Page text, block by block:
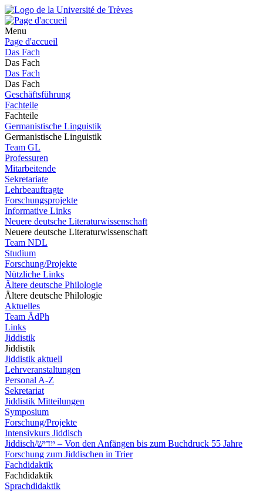
Menu
Page d'accueil
Das Fach
Das Fach
Das Fach
Das Fach
Geschäftsführung
Fachteile
Fachteile
Germanistische Linguistik
Germanistische Linguistik
Team GL
Professuren
Mitarbeitende
Sekretariate
Lehrbeauftragte
Forschungsprojekte
Informative Links
Neuere deutsche Literaturwissenschaft
Neuere deutsche Literaturwissenschaft
Team NDL
Studium
Forschung/Projekte
Nützliche Links
Ältere deutsche Philologie
Ältere deutsche Philologie
Aktuelles
Team ÄdPh
Links
Jiddistik
Jiddistik
Jiddistik aktuell
Lehrveranstaltungen
Personal A-Z
Sekretariat
Jiddistik Mitteilungen
Symposium
Forschung/Projekte
Intensivkurs Jiddisch
Jiddisch/ייִדיש – Von den Anfängen bis zum Buchdruck 55 Jahre
Forschung zum Jiddischen in Trier
Fachdidaktik
Fachdidaktik
Sprachdidaktik